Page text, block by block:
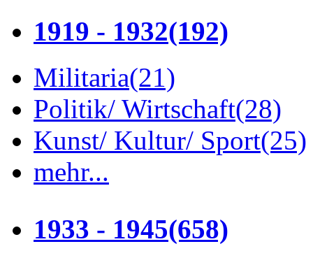
1919 - 1932(192)
Militaria(21)
Politik/ Wirtschaft(28)
Kunst/ Kultur/ Sport(25)
mehr...
1933 - 1945(658)